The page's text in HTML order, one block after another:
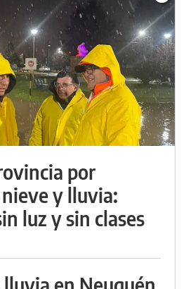
por
y lluvia:
luz y sin clases